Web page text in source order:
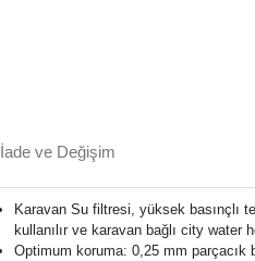
İade ve Değişim
Karavan Su filtresi, yüksek basınçlı
kullanılır ve karavan bağlı city water
Optimum koruma: 0,25 mm